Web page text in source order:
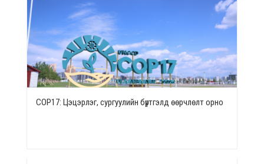
СОР17: Цэцэрлэг, сургуулийн бүртгэлд өөрчлөлт орно